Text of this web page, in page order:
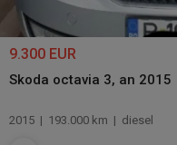
9.300 EUR
Skoda octavia 3, an 2015
2015 | 193.000 km | diesel